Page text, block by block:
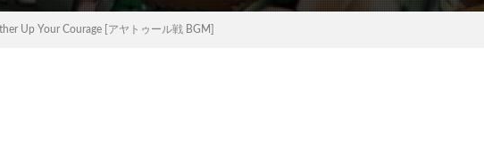
Up Your Courage [アヤトゥール戦 BGM]